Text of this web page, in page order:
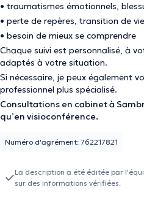
• traumatismes émotionnels,
• perte de repères, transition de
• besoin de mieux se comprendre
Chaque suivi est personnalisé, à
adaptés à votre situation.
Si nécessaire, je peux également
professionnel plus spécialisé.
Consultations en cabinet à
qu’en visioconférence.
Numéro d'agrément: 762217821
La description a été éditée par
sur des informations vérifiées.